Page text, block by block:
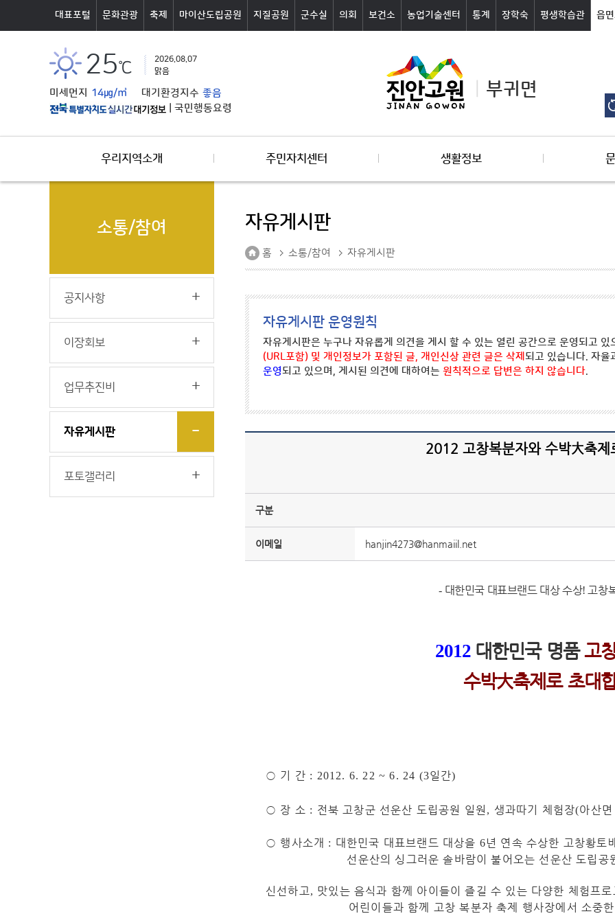
대표포털 문화관광 축제 마이산도립공원 지질공원 군수실 의회 보건소 농업기술센터 통계 장학숙 평생학습관 읍
25℃
2026.08.07
맑음
미세먼지 14㎍/㎥ 대기환경지수 좋음
국민행동요령
부귀면
우리지역소개 주민자치센터 생활정보
소통/참여
공지사항
이장회보
업무추진비
자유게시판
포토갤러리
자유게시판
홈 소통/참여 자유게시판
자유게시판 운영원칙
자유게시판은 누구나 자유롭게 의견을 게시 할 수 있는 열린 공간으로 운영되고
(URL포함) 및 개인정보가 포함된 글, 개인신상 관련 글은 삭제 되고 있습니다. 자율
운영되고 있으며, 게시된 의견에 대하여는 원칙적으로 답변은 하지 않습니다.
2012 고창복분자와 수박大축제
구분
이메일 hanjin4273@hanmaiil.net
- 대한민국 대표브랜드 대상 수상! 고창
2012 대한민국 명품고
수박大축제로 초대
○ 기 간 : 2012. 6. 22 ~ 6. 24 (3일간)
○ 장 소 : 전북 고창군 선운산 도립공원 일원 , 생과따기 체험장(아산
○ 행사소개 : 대한민국 대표브랜드 대상을 6년 연속 수상한 고창황토
선운산의 싱그러운 솔바람이 불어오는 선운산 도립공
신선하고, 맛있는 음식과 함께 아이들이 즐길 수 있는 다양한 체험프
어린이들과 함께 고창 복분자 축제 행사장에서 소중